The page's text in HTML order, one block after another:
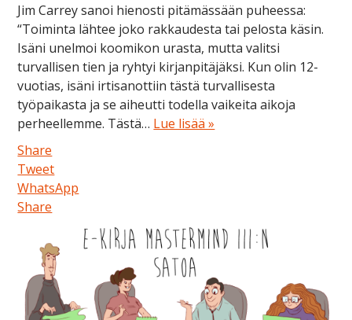
Jim Carrey sanoi hienosti pitämässään puheessa:
“Toiminta lähtee joko rakkaudesta tai pelosta käsin.
Isäni unelmoi koomikon urasta, mutta valitsi
turvallisen tien ja ryhtyi kirjanpitäjäksi. Kun olin 12-
vuotias, isäni irtisanottiin tästä turvallisesta
työpaikasta ja se aiheutti todella vaikeita aikoja
perheellemme. Tästä… Lue lisää »
Share
Tweet
WhatsApp
Share